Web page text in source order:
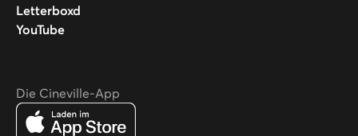
Letterboxd
YouTube
Die Cineville-App